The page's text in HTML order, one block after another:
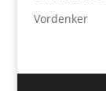
Vordenker